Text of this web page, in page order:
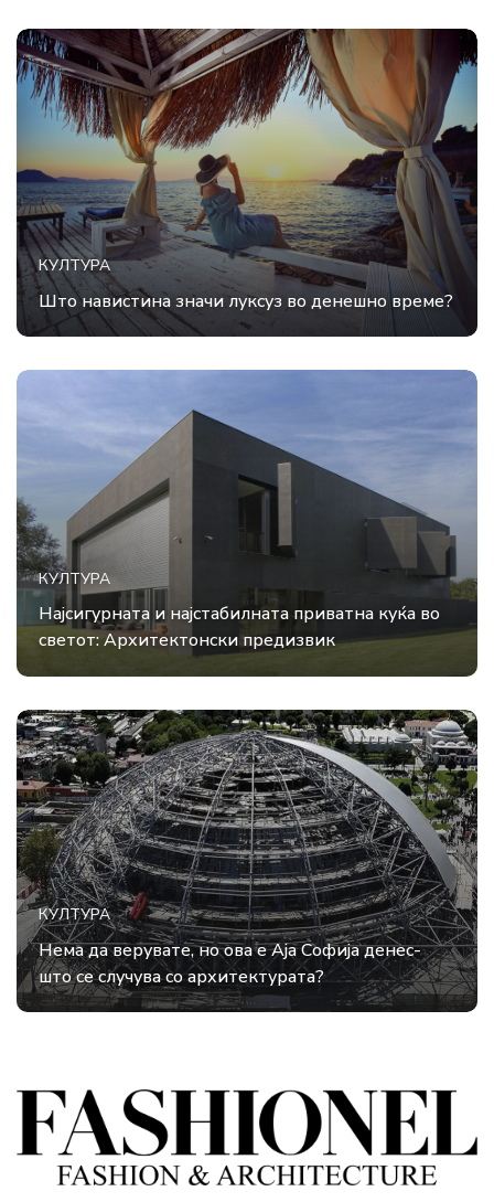
КУЛТУРА
Што навистина значи луксуз во денешно време?
КУЛТУРА
Најсигурната и најстабилната приватна куќа во
светот: Архитектонски предизвик
КУЛТУРА
Нема да верувате, но ова е Аја Софија денес-
што се случува со архитектурата?